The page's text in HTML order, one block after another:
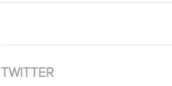
TWITTER